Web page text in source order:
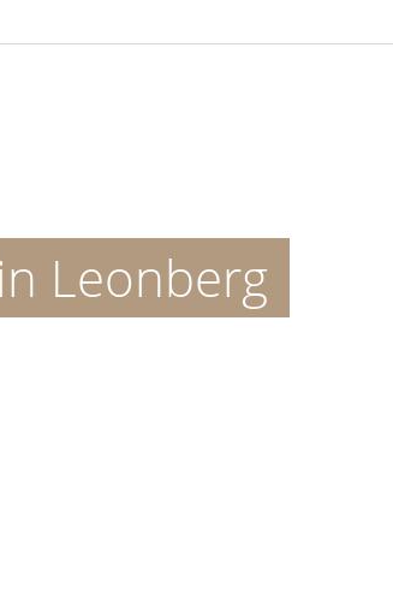
Leonberg